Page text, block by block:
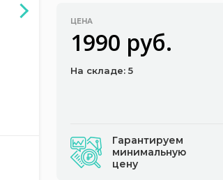
ЦЕНА
1990 руб.
На складе: 5
Гарантируем
минимальную
цену